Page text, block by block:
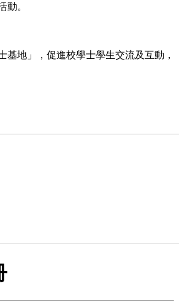
動。
基地」，促進校學士學生交流及互動，